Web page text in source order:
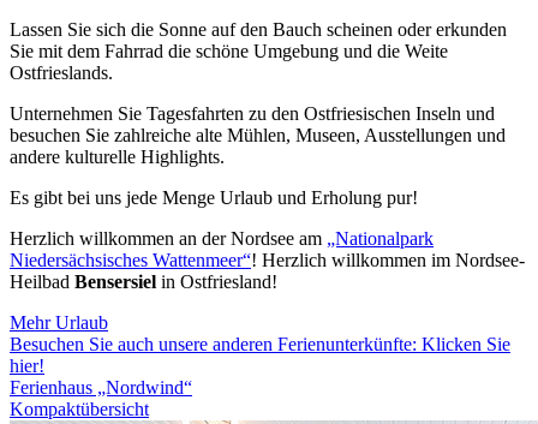
Lassen Sie sich die Sonne auf den Bauch scheinen oder erkunden
Sie mit dem Fahrrad die schöne Umgebung und die Weite
Ostfrieslands.
Unternehmen Sie Tagesfahrten zu den Ostfriesischen Inseln und
besuchen Sie zahlreiche alte Mühlen, Museen, Ausstellungen und
andere kulturelle Highlights.
Es gibt bei uns jede Menge Urlaub und Erholung pur!
Herzlich willkommen an der Nordsee am „Nationalpark
Niedersächsisches Wattenmeer“! Herzlich willkommen im Nordsee-
Heilbad Bensersiel in Ostfriesland!
Mehr Urlaub
Besuchen Sie auch unsere anderen Ferienunterkünfte: Klicken Sie
hier!
Ferienhaus „Nordwind“
Kompaktübersicht